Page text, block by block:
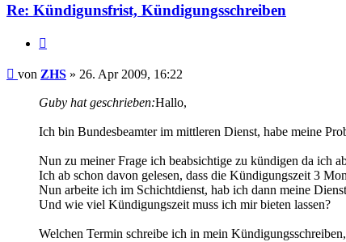
Re: Kündigunsfrist, Kündigungsschreiben
Beitrag
von ZHS » 26. Apr 2009, 16:22
Guby hat geschrieben:Hallo,
Ich bin Bundesbeamter im mittleren Dienst, habe meine
Nun zu meiner Frage ich beabsichtige zu kündigen da ich
Ich ab schon davon gelesen, dass die Kündigungszeit 3
Nun arbeite ich im Schichtdienst, hab ich dann meine
Und wie viel Kündigungszeit muss ich mir bieten lassen?
Welchen Termin schreibe ich in mein